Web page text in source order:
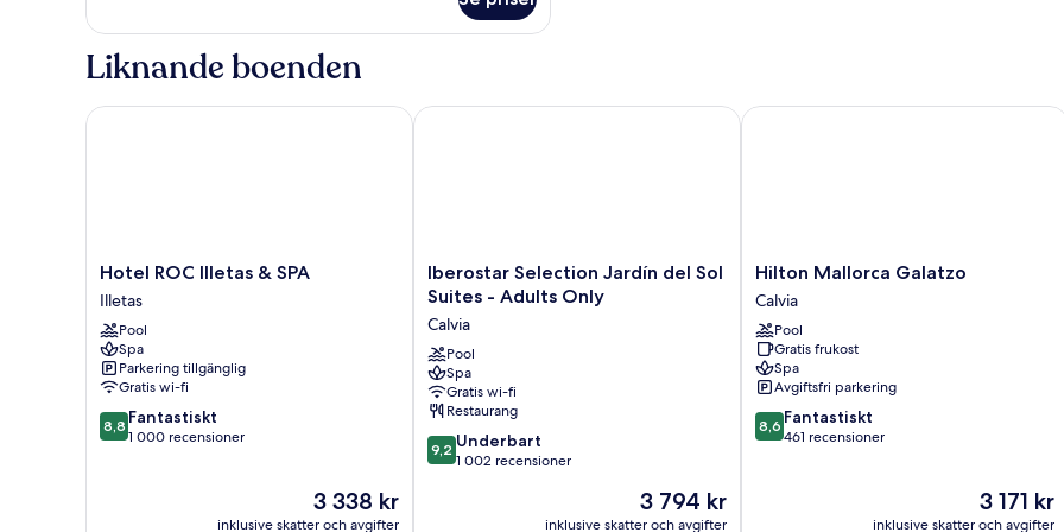
Access)
dubbelrum
terrass
Access)
Liknande boenden
Hotel
ROC
Illetas
&
SPA
Illetas
Hotel ROC Illetas & SPA
Illetas
Pool
Spa
Parkering tillgänglig
Gratis wi-fi
8.8
av
8,8 Fantastiskt
1 000 recensioner
Priset
är
3 338 kr
inklusive skatter och avgifter
Hotel ROC Illetas & SPA
Iberostar
Selection
del
Sol
Suites
-
Adults
Only
Calvia
Iberostar Selection Jardín del Sol
Suites - Adults Only
Calvia
Pool
Spa
Gratis wi-fi
Restaurang
9.2
av
1 002 recensioner
9,2 Underbart
1 002 recensioner
Priset
är
3 794 kr
inklusive skatter och avgifter
Iberostar Selection Jardín del Sol Suites - Adults Only
Hilton
Mallorca
Galatzo
Calvia
Hilton Mallorca Galatzo
Calvia
Pool
Gratis frukost
Spa
Avgiftsfri parkering
8.6
av
8,6 Fantastiskt
461 recensioner
Priset
är
3 171 kr
inklusive skatter och avgifter
Hilton Mallorca Galatzo